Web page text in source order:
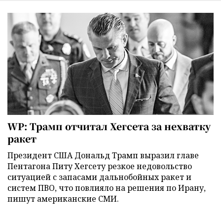
WP: Трамп отчитал Хегсета за нехватку
ракет
Президент США Дональд Трамп выразил главе
Пентагона Питу Хегсету резкое недовольство
ситуацией с запасами дальнобойных ракет и
систем ПВО, что повлияло на решения по Ирану,
пишут американские СМИ.